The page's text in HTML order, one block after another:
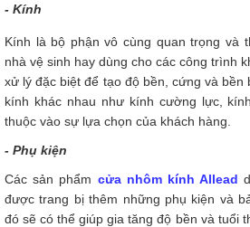
- Kính
Kính là bộ phận vô cùng quan trọng và
nhà vệ sinh hay dùng cho các công trình
xử lý đặc biệt để tạo độ bền, cứng và bền
kính khác nhau như kính cường lực,
thuộc vào sự lựa chọn của khách hàng.
- Phụ kiện
Các sản phẩm cửa nhôm kính Allead
được trang bị thêm những phụ kiện và
đó sẽ có thể giúp gia tăng độ bền và tuổi